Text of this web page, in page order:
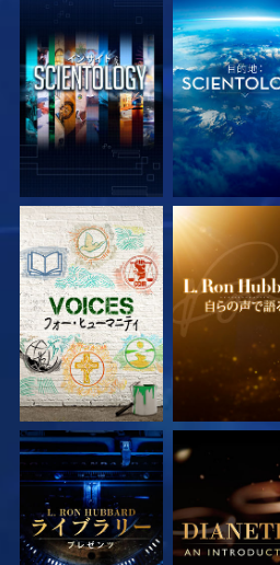
シリーズを探求 シリーズを探
シリーズを探求 シリーズを探